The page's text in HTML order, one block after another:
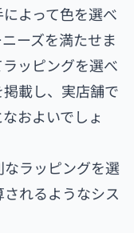
よって色を選べ
ーズを満たせま
ッピングを選べ
載し、実店舗で
およいでしょ
ラッピングを選
れるようなシス